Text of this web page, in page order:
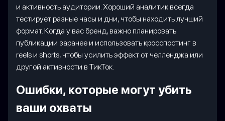
и активность аудитории. Хороший аналитик всегда
тестирует разные часы и дни, чтобы находить лучший
формат. Когда у вас бренд, важно планировать
публикации заранее и использовать кросспостинг в
reels и shorts, чтобы усилить эффект от челленджа или
другой активности в ТикТок.
Ошибки, которые могут убить
ваши охваты